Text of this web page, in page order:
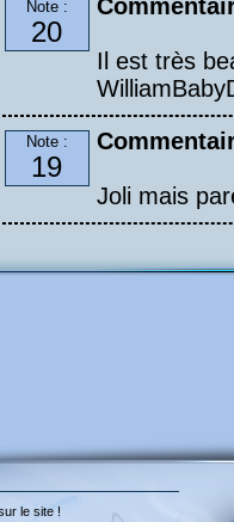
Note :
20
Il est très
Note :
19
Joli mais
le site !